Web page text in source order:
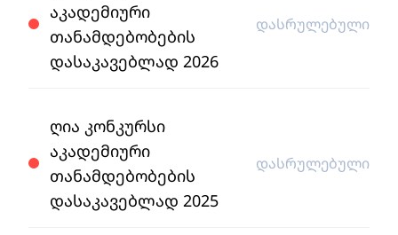
აკადემიური
თანამდებობების
დასაკავებლად 2026
დასრულებული
ღია კონკურსი
აკადემიური
თანამდებობების
დასაკავებლად 2025
დასრულებული